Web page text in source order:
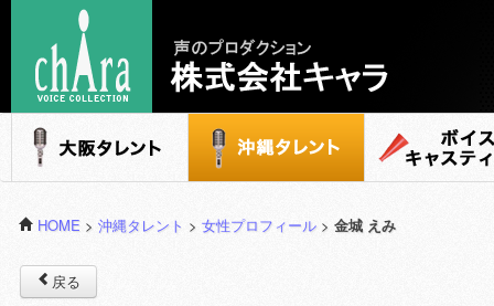
声のプロダクション - 株式会社キャラ
大阪タレント 沖縄タレント ボイスキャステ
HOME > 沖縄タレント > 女性プロフィール > 金城 えみ
戻る